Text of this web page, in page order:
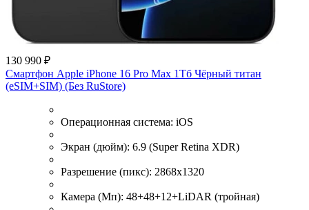
130 990 ₽
Смартфон Apple iPhone 16 Pro Max 1Тб Чёрный титан
(eSIM+SIM) (Без RuStore)
Операционная система: iOS
Экран (дюйм): 6.9 (Super Retina XDR)
Разрешение (пикс): 2868x1320
Камера (Мп): 48+48+12+LiDAR (тройная)